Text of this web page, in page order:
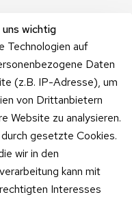
wichtig
Technologien auf
Daten
(z.B. IP-Adresse), um
von Drittanbietern
Website zu analysieren.
gesetzte Cookies.
wir in den
kann mit
Interesses
Zum
Kontaktformu
lar